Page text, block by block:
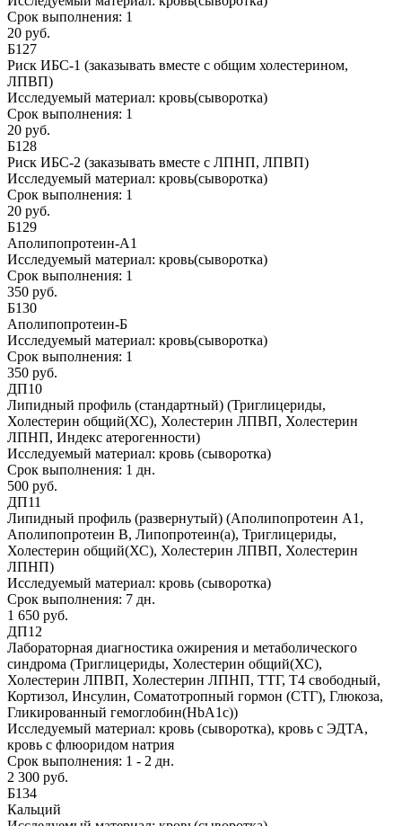
Срок выполнения: 1
20 руб.
Б127
Риск ИБС-1 (заказывать вместе с общим холестерином,
ЛПВП)
Исследуемый материал: кровь(сыворотка)
Срок выполнения: 1
20 руб.
Б128
Риск ИБС-2 (заказывать вместе с ЛПНП, ЛПВП)
Исследуемый материал: кровь(сыворотка)
Срок выполнения: 1
20 руб.
Б129
Аполипопротеин-А1
Исследуемый материал: кровь(сыворотка)
Срок выполнения: 1
350 руб.
Б130
Аполипопротеин-Б
Исследуемый материал: кровь(сыворотка)
Срок выполнения: 1
350 руб.
ДП10
Липидный профиль (стандартный) (Триглицериды,
Холестерин общий(ХС), Холестерин ЛПВП, Холестерин
ЛПНП, Индекс атерогенности)
Исследуемый материал: кровь (сыворотка)
Срок выполнения: 1 дн.
500 руб.
ДП11
Липидный профиль (развернутый) (Аполипопротеин А1,
Аполипопротеин В, Липопротеин(а), Триглицериды,
Холестерин общий(ХС), Холестерин ЛПВП, Холестерин
ЛПНП)
Исследуемый материал: кровь (сыворотка)
Срок выполнения: 7 дн.
1 650 руб.
ДП12
Лабораторная диагностика ожирения и метаболического
синдрома (Триглицериды, Холестерин общий(ХС),
Холестерин ЛПВП, Холестерин ЛПНП, ТТГ, Т4 свободный,
Кортизол, Инсулин, Соматотропный гормон (СТГ), Глюкоза,
Гликированный гемоглобин(HbA1c))
Исследуемый материал: кровь (сыворотка), кровь с ЭДТА,
кровь с флюоридом натрия
Срок выполнения: 1 - 2 дн.
2 300 руб.
Б134
Кальций